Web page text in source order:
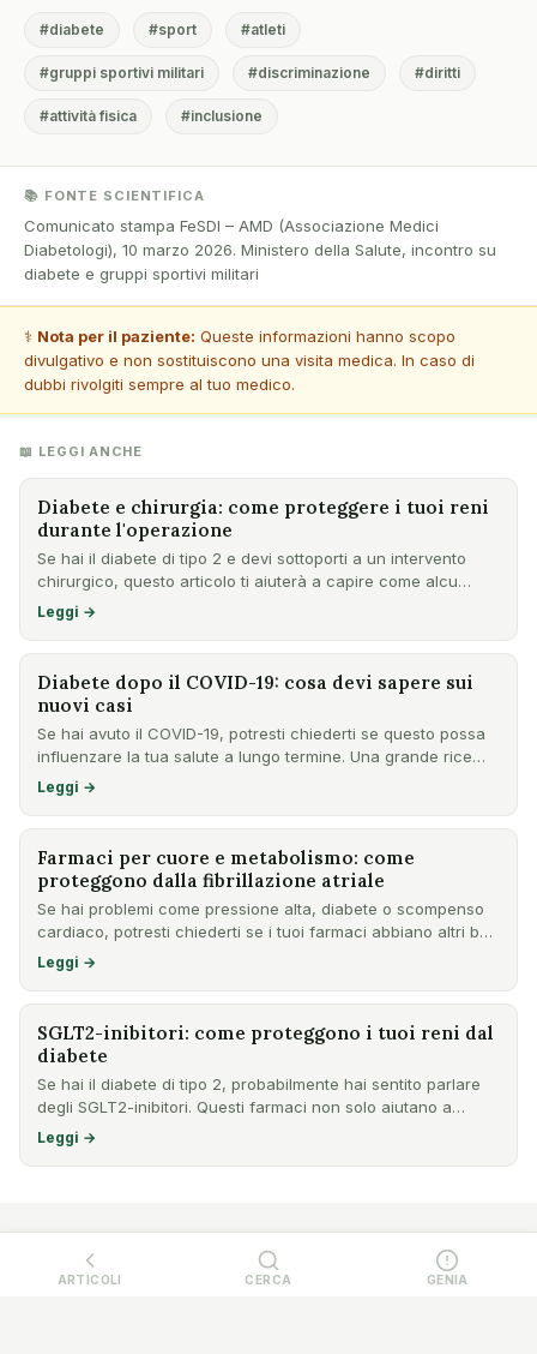
#diabete #sport #atleti
#gruppi sportivi militari #discriminazione #diritti
#attività fisica #inclusione
📚 FONTE SCIENTIFICA
Comunicato stampa FeSDI – AMD (Associazione Medici
Diabetologi), 10 marzo 2026. Ministero della Salute, incontro su
diabete e gruppi sportivi militari
⚕️ Nota per il paziente: Queste informazioni hanno scopo
divulgativo e non sostituiscono una visita medica. In caso di
dubbi rivolgiti sempre al tuo medico.
📖 LEGGI ANCHE
Diabete e chirurgia: come proteggere i tuoi reni
durante l'operazione
Se hai il diabete di tipo 2 e devi sottoporti a un intervento
chirurgico, questo articolo ti aiuterà a capire come alcu…
Leggi →
Diabete dopo il COVID-19: cosa devi sapere sui
nuovi casi
Se hai avuto il COVID-19, potresti chiederti se questo possa
influenzare la tua salute a lungo termine. Una grande rice…
Leggi →
Farmaci per cuore e metabolismo: come
proteggono dalla fibrillazione atriale
Se hai problemi come pressione alta, diabete o scompenso
cardiaco, potresti chiederti se i tuoi farmaci abbiano altri b…
Leggi →
SGLT2-inibitori: come proteggono i tuoi reni dal
diabete
Se hai il diabete di tipo 2, probabilmente hai sentito parlare
degli SGLT2-inibitori. Questi farmaci non solo aiutano a…
Leggi →
ARTICOLI CERCA GENIA